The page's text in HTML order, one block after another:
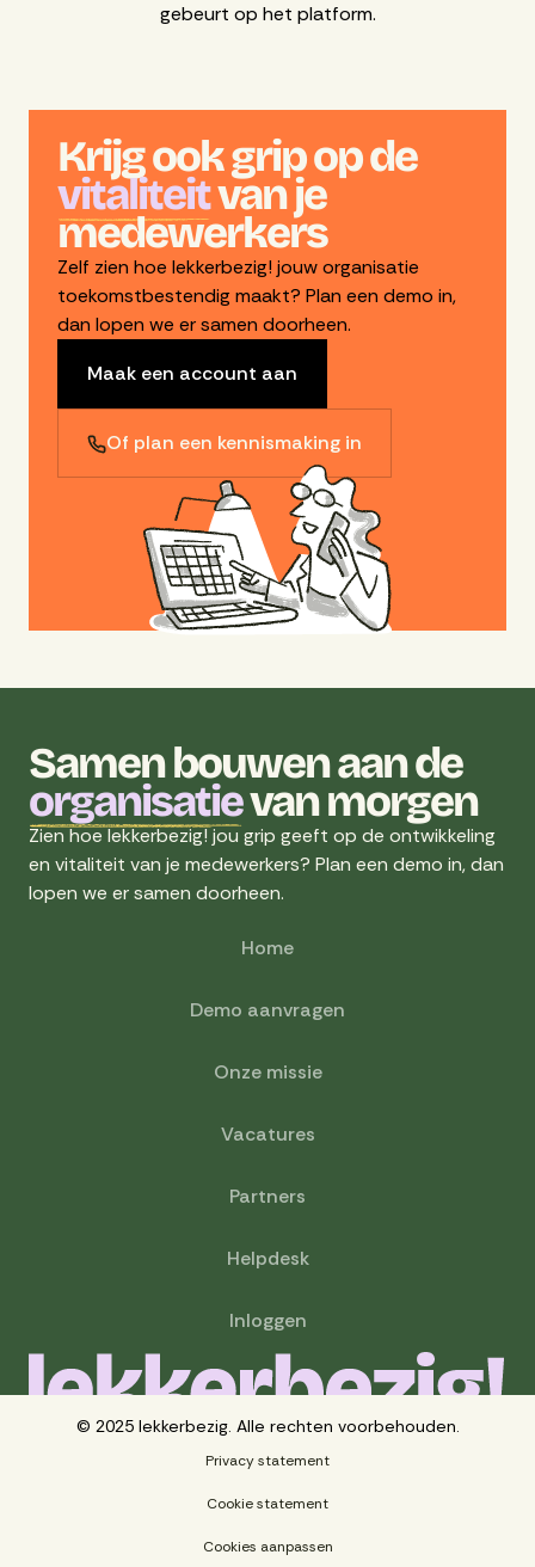
gebeurt op het platform.
Krijg ook grip op de
vitaliteitvan je
medewerkers
Zelf zien hoe lekkerbezig! jouw organisatie
toekomstbestendig maakt? Plan een demo in,
dan lopen we er samen doorheen.
Maak een account aan
Of plan een kennismaking in
Samen bouwen aan de
organisatievan morgen
Zien hoe lekkerbezig! jou grip geeft op de ontwikkeling
en vitaliteit van je medewerkers? Plan een demo in, dan
lopen we er samen doorheen.
Home
Demo aanvragen
Onze missie
Vacatures
Partners
Helpdesk
Inloggen
© 2025 lekkerbezig. Alle rechten voorbehouden.
Privacy statement
Cookie statement
Cookies aanpassen